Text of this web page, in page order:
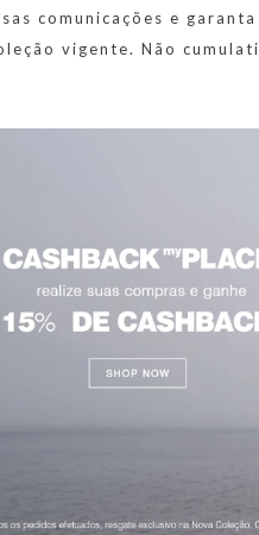
comunicações e garanta
vigente. Não